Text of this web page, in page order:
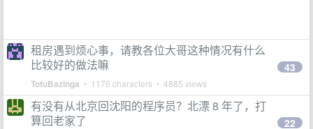
租房遇到烦心事，请教各位大哥这种情况有什么
比较好的做法嘛
TofuBazinga • 1176 characters • 4885 views
43
有没有从北京回沈阳的程序员？北漂 8 年了，打
算回老家了
22